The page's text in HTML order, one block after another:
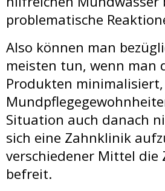
problematische
Also können man
meisten tun, wenn man
Produkten
Situation auch danach
sich eine Zahnklinik
verschiedener Mittel die
befreit.